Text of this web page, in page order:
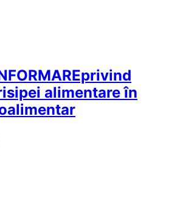
alimentare în